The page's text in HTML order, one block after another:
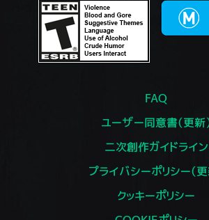
FAQ
ユーザー同意書（更新
二次創作ガイドライン
プライバシーポリシー（更
クッキーポリシー